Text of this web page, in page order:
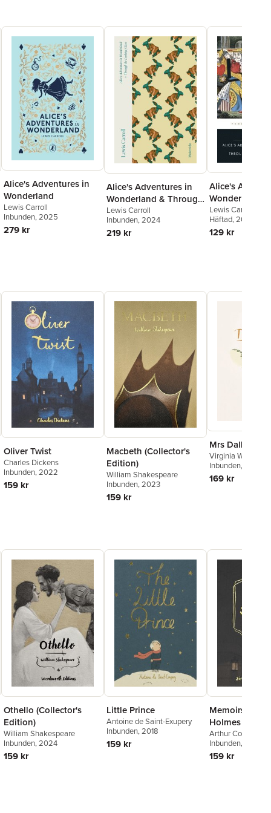
Alice's Adventures in
Wonderland
Lewis Carroll
Inbunden, 2025
279 kr
Alice's Adventures in
Wonderland & Through
the Looking-Glass
Lewis Carroll
Inbunden, 2024
219 kr
Alice's
Wonderland
Through the
Glass
Lewis Carroll
Haughton
Häftad, 2003
129 kr
Oliver Twist
Charles Dickens
Inbunden, 2022
159 kr
Macbeth (Collector's
Edition)
William Shakespeare
Inbunden, 2023
159 kr
Mrs Dalloway
Virginia Woolf
Inbunden, 2022
169 kr
Othello (Collector's
Edition)
William Shakespeare
Inbunden, 2024
159 kr
Little Prince
Antoine de Saint-Exupery
Inbunden, 2018
159 kr
Memoirs of
Holmes
Arthur Conan
Inbunden, 2021
159 kr